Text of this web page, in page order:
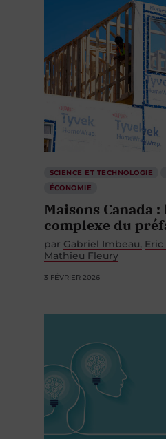
SCIENCE ET TECHNOLOGIE
ÉCONOMIE
Maisons Canada
complexe du
par Gabriel Imbeau
Mathieu Fleury
3 FÉVRIER 2026